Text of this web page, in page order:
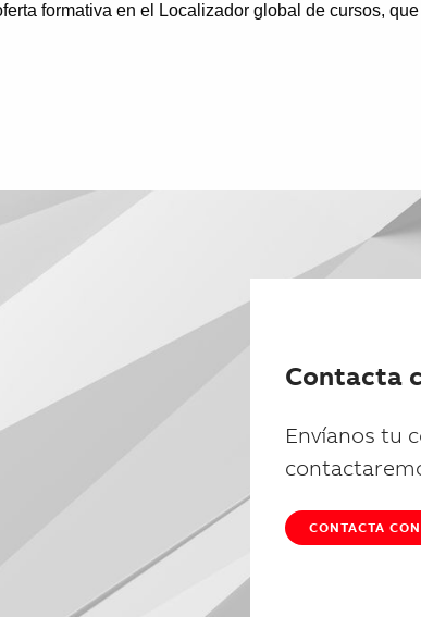
formativa en el Localizador global de cursos,
Contacta
Envíanos tu
CONTACTA